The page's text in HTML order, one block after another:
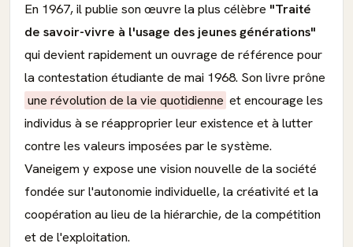
En 1967, il publie son œuvre la plus célèbre "Traité
de savoir-vivre à l'usage des jeunes générations"
qui devient rapidement un ouvrage de référence pour
la contestation étudiante de mai 1968. Son livre prône
une révolution de la vie quotidienne et encourage les
individus à se réapproprier leur existence et à lutter
contre les valeurs imposées par le système.
Vaneigem y expose une vision nouvelle de la société
fondée sur l'autonomie individuelle, la créativité et la
coopération au lieu de la hiérarchie, de la compétition
et de l'exploitation.